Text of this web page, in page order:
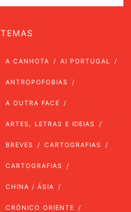
TEMAS
A CANHOTA AI PORTUGAL
ANTROPOFOBIAS
A OUTRA FACE
ARTES, LETRAS E IDEIAS
BREVES CARTOGRAFIAS
CARTOGRAFIAS
CHINA / ÁSIA
CRÓNICO ORIENTE